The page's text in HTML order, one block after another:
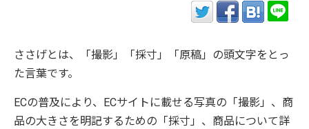
ささげとは、「撮影」「採寸」「原稿」の頭文字をとっ
た言葉です。
ECの普及により、ECサイトに載せる写真の「撮影」、商
品の大きさを明記するための「採寸」、商品について詳